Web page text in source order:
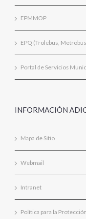
EPMMOP
EPQ (Trolebus,
Portal de Servicios
INFORMACIÓN
Mapa de Sitio
Webmail
Intranet
Política para la